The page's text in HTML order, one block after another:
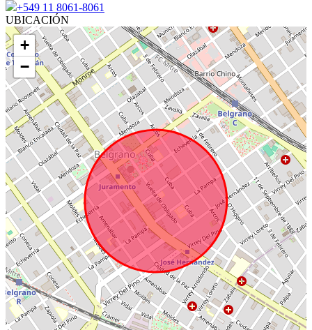
+549 11 8061-8061
UBICACIÓN
+
−